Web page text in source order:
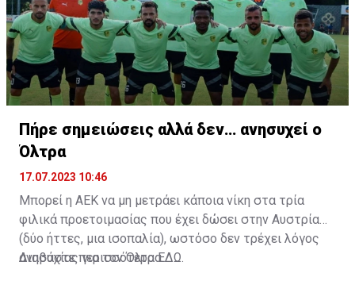
Πήρε σημειώσεις αλλά δεν… ανησυχεί ο
Όλτρα
17.07.2023 10:46
Μπορεί η ΑΕΚ να μη μετράει κάποια νίκη στα τρία
φιλικά προετοιμασίας που έχει δώσει στην Αυστρία
(δύο ήττες, μια ισοπαλία), ωστόσο δεν τρέχει λόγος
ανησυχίας για τον Όλτρα.
Διαβάστε περισσότεραΕΔΩ.